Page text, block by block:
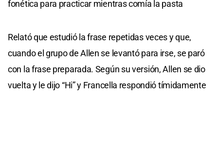
fonética para practicar mientras comía la pasta
Relató que estudió la frase repetidas veces y que,
cuando el grupo de Allen se levantó para irse, se paró
con la frase preparada. Según su versión, Allen se dio
vuelta y le dijo “Hi” y Francella respondió tímidamente